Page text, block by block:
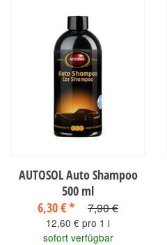
AUTOSOL Auto Shampoo
500 ml
6,30 €* 7,90 €
12,60 € pro 1 l
sofort verfügbar